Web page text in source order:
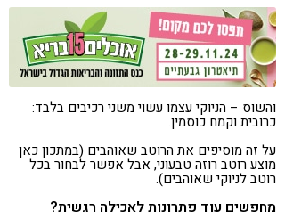
והשוס – הניוקי עצמו עשוי משני רכיבים בלבד:
כרובית וקמח כוסמין.
על זה מוסיפים את הרוטב שאוהבים (במתכון כאן
מוצע רוטב רוזה טבעוני, אבל אפשר לבחור בכל
רוטב לניוקי שאוהבים).
מחפשים עוד פתרונות לאכילה רגשית?